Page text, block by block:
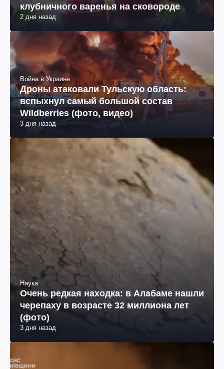
клубничного варенья на сковороде
2 дня назад
Война в Украине
Дроны атаковали Тульскую область:
вспыхнул самый большой состав
Wildberries (фото, видео)
3 дня назад
Наука
Очень редкая находка: в Алабаме нашли
черепаху в возрасте 32 миллиона лет
(фото)
3 дня назад